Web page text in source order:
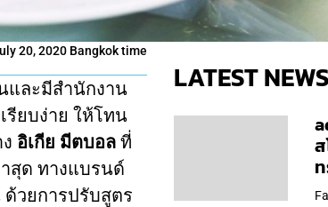
20, 2020 Bangkok time
และมีสำนักงาน
รียบง่าย ให้โทน
อิเกีย มีตบอล ที่
สุด ทางแบรนด์
ด้วยการปรับสูตร
LATEST NEWS